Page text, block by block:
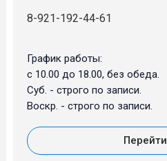
8-921-192-44-61
График работы:
с 10.00 до 18.00, без обеда.
Суб. - строго по записи.
Воскр. - строго по записи.
Перейти